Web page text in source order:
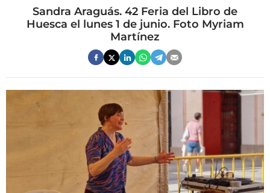
Sandra Araguás. 42 Feria del Libro de
Huesca el lunes 1 de junio. Foto Myriam
Martínez